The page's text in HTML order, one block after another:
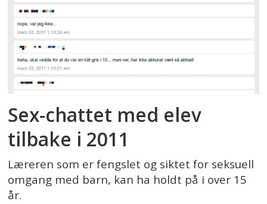
Sex-chattet med elev
tilbake i 2011
Læreren som er fengslet og siktet for seksuell
omgang med barn, kan ha holdt på i over 15
år.